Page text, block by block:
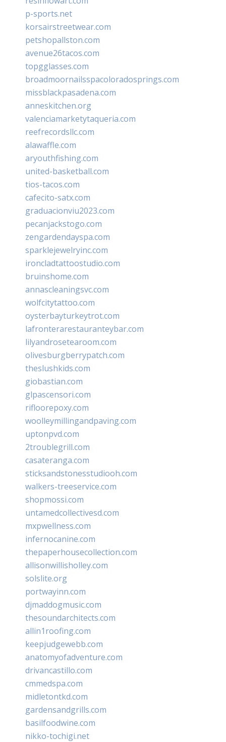
p-sports.net
korsairstreetwear.com
petshopallston.com
avenue26tacos.com
topgglasses.com
broadmoornailsspacoloradosprings.com
missblackpasadena.com
anneskitchen.org
valenciamarketytaqueria.com
reefrecordsllc.com
alawaffle.com
aryouthfishing.com
united-basketball.com
tios-tacos.com
cafecito-satx.com
graduacionviu2023.com
pecanjackstogo.com
zengardendayspa.com
sparklejewelryinc.com
ironcladtattoostudio.com
bruinshome.com
annascleaningsvc.com
wolfcitytattoo.com
oysterbayturkeytrot.com
lafronterarestauranteybar.com
lilyandrosetearoom.com
olivesburgberrypatch.com
theslushkids.com
giobastian.com
glpascensori.com
rifloorepoxy.com
woolleymillingandpaving.com
uptonpvd.com
2troublegrill.com
casateranga.com
sticksandstonesstudiooh.com
walkers-treeservice.com
shopmossi.com
untamedcollectivesd.com
mxpwellness.com
infernocanine.com
thepaperhousecollection.com
allisonwillisholley.com
solslite.org
portwayinn.com
djmaddogmusic.com
thesoundarchitects.com
allin1roofing.com
keepjudgewebb.com
anatomyofadventure.com
drivancastillo.com
cmmedspa.com
midletontkd.com
gardensandgrills.com
basilfoodwine.com
nikko-tochigi.net